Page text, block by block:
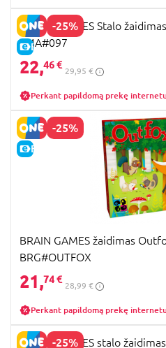
-25%
E-KAINA
SMART GAMES Stalo
SMA#097
22,46 €
29,95 €
Perkant papildomą prekę internetu
-25%
E-KAINA
BRAIN GAMES žaidimas
BRG#OUTFOX
21,74 €
28,99 €
Perkant papildomą prekę internetu
-25%
SMART GAMES stalo